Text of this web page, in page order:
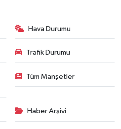
Hava Durumu
Trafik Durumu
Tüm Manşetler
Haber Arşivi